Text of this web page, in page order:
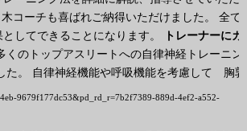
コーチも喜ばれご納得いただけました。 全て
してできることになります。
トレーナーにカ
のトップアスリートへの自律神経トレーニン
。
9679f177dc53&pd_rd_r=7b2f7389-889d-4ef2-a552-
自律神経機能や呼吸機能を考慮して 胸郭